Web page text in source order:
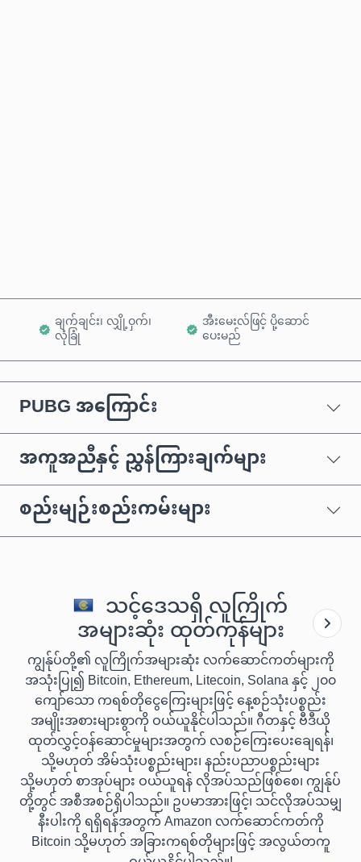
ချက်ချင်း၊ လျှို့ဝှက်၊
လုံခြုံ
အီးမေးလ်ဖြင့် ပို့ဆောင်
ပေးမည်
PUBG အကြောင်း
အကူအညီနှင့် ညွှန်ကြားချက်များ
စည်းမျဉ်းစည်းကမ်းများ
သင့်ဒေသရှိ လူကြိုက်
အများဆုံး ထုတ်ကုန်များ
ကျွန်ုပ်တို့၏ လူကြိုက်အများဆုံး လက်ဆောင်ကတ်များကို
အသုံးပြု၍ Bitcoin, Ethereum, Litecoin, Solana နှင့် ၂၀၀
ကျော်သော ကရစ်တိုငွေကြေးများဖြင့် နေ့စဉ်သုံးပစ္စည်း
အမျိုးအစားများစွာကို ဝယ်ယူနိုင်ပါသည်။ ဂီတနှင့် ဗီဒီယို
ထုတ်လွှင့်ဝန်ဆောင်မှုများအတွက် လစဉ်ကြေးပေးချေရန်၊
သို့မဟုတ် အိမ်သုံးပစ္စည်းများ၊ နည်းပညာပစ္စည်းများ
သို့မဟုတ် စာအုပ်များ ဝယ်ယူရန် လိုအပ်သည်ဖြစ်စေ၊ ကျွန်ုပ်
တို့တွင် အစီအစဉ်ရှိပါသည်။ ဥပမာအားဖြင့်၊ သင်လိုအပ်သမျှ
နီးပါးကို ရရှိရန်အတွက် Amazon လက်ဆောင်ကတ်ကို
Bitcoin သို့မဟုတ် အခြားကရစ်တိုများဖြင့် အလွယ်တကူ